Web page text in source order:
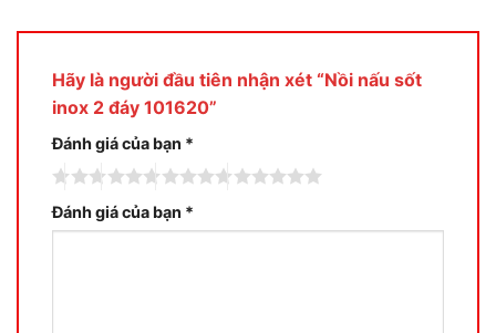
Hãy là người đầu tiên nhận xét “Nồi nấu sốt
inox 2 đáy 101620”
Đánh giá của bạn *
Đánh giá của bạn *